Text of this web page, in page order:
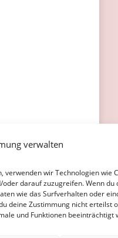
verwalten
verwenden wir Technologien wie
darauf zuzugreifen. Wenn du
wie das Surfverhalten oder
deine Zustimmung nicht erteilst
und Funktionen beeinträchtigt